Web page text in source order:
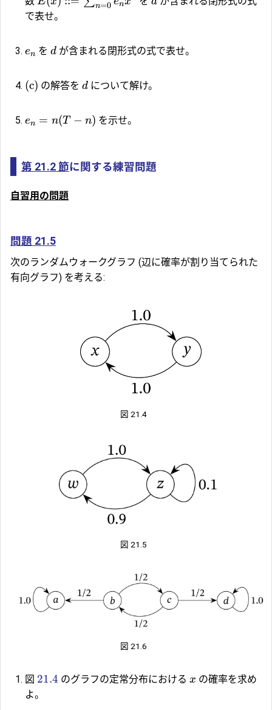
n=0 n
で表せ。
en を d が含まれる閉形式の式で表せ。
(c) の解答を d について解け。
en = n(T − n) を示せ。
第 21.2 節に関する練習問題
自習用の問題
問題 21.5
次のランダムウォークグラフ (辺に確率が割り当てられた
有向グラフ) を考える:
図 21.4
図 21.5
図 21.6
図 21.4 のグラフの定常分布における x の確率を求め
よ。